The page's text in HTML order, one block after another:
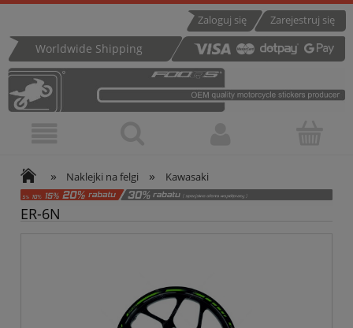
Zarejestruj się
Zaloguj się
Worldwide Shipping
» Naklejki na felgi » Kawasaki
ER-6N